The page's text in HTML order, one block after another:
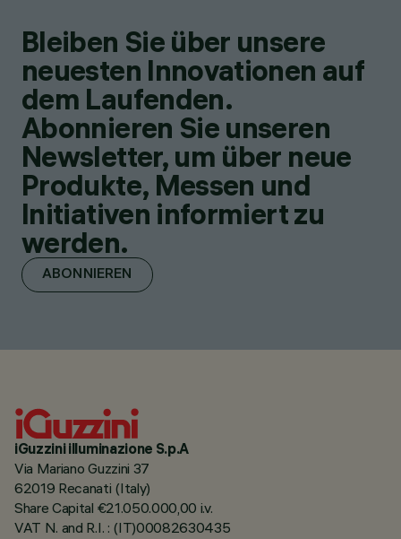
Bleiben Sie über unsere
neuesten Innovationen auf
dem Laufenden.
Abonnieren Sie unseren
Newsletter, um über neue
Produkte, Messen und
Initiativen informiert zu
werden.
ABONNIEREN
iGuzzini illuminazione S.p.A
Via Mariano Guzzini 37
62019 Recanati (Italy)
Share Capital €21.050.000,00 i.v.
VAT N. and R.I. : (IT)00082630435